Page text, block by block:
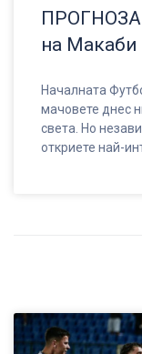
на
Началната
мачовете днес
света. Но
откриете най-